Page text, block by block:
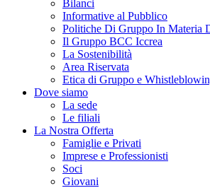
Bilanci
Informative al Pubblico
Politiche Di Gruppo In Materia
Il Gruppo BCC Iccrea
La Sostenibilità
Area Riservata
Etica di Gruppo e
Dove siamo
La sede
Le filiali
La Nostra Offerta
Famiglie e Privati
Imprese e Professionisti
Soci
Giovani